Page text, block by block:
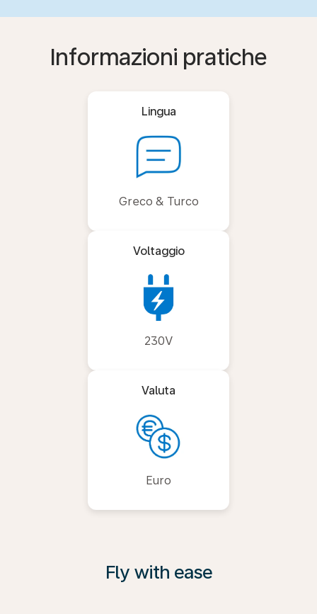
Informazioni pratiche
Lingua
Greco & Turco
Voltaggio
230V
Valuta
Euro
Fly with ease